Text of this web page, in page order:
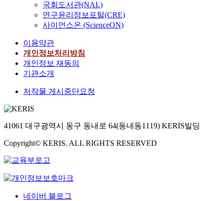
국회도서관(NAL)
연구윤리정보포털(CRE)
사이언스온 (ScienceON)
이용약관
개인정보처리방침
개인정보 재동의
기관소개
저작물 게시중단요청
41061 대구광역시 동구 동내로 64(동내동1119) KERIS빌딩
Copyright© KERIS. ALL RIGHTS RESERVED
네이버 블로그